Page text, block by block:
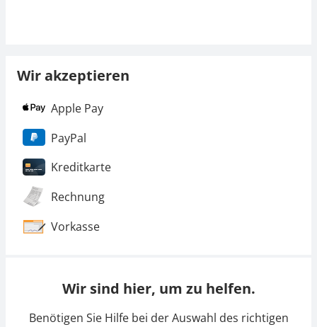
Wir akzeptieren
Apple Pay
PayPal
Kreditkarte
Rechnung
Vorkasse
Wir sind hier, um zu helfen.
Benötigen Sie Hilfe bei der Auswahl des richtigen